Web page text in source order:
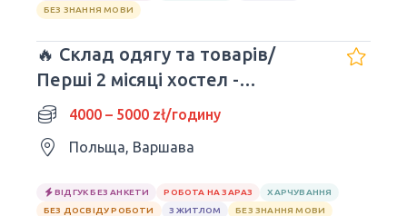
БЕЗ ЗНАННЯ МОВИ
🔥 Склад одягу та товарів/
Перші 2 місяці хостел -
БЕЗКОШТОВНІ
4000 – 5000 zł/годину
Польща, Варшава
ВІДГУК БЕЗ АНКЕТИ РОБОТА НА ЗАРАЗ
ХАРЧУВАННЯ
БЕЗ ДОСВІДУ РОБОТИ
З ЖИТЛОМ БЕЗ ЗНАННЯ МОВИ